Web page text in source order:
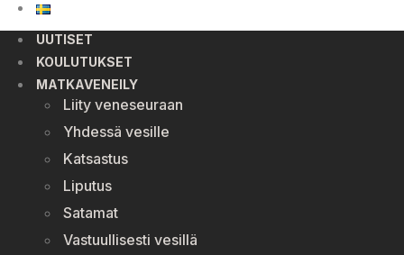
UUTISET
KOULUTUKSET
MATKAVENEILY
Liity veneseuraan
Yhdessä vesille
Katsastus
Liputus
Satamat
Vastuullisesti vesillä